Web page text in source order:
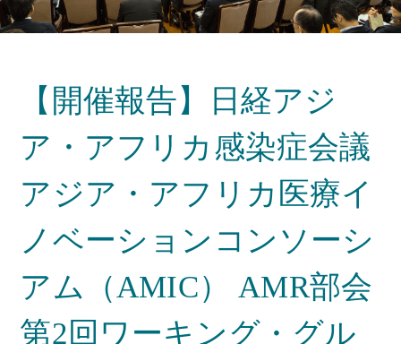
【開催報告】日経アジ
ア・アフリカ感染症会議
アジア・アフリカ医療イ
ノベーションコンソーシ
アム（AMIC） AMR部会
第2回ワーキング・グル